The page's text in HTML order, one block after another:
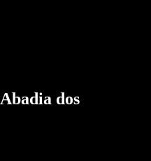
Abadia dos